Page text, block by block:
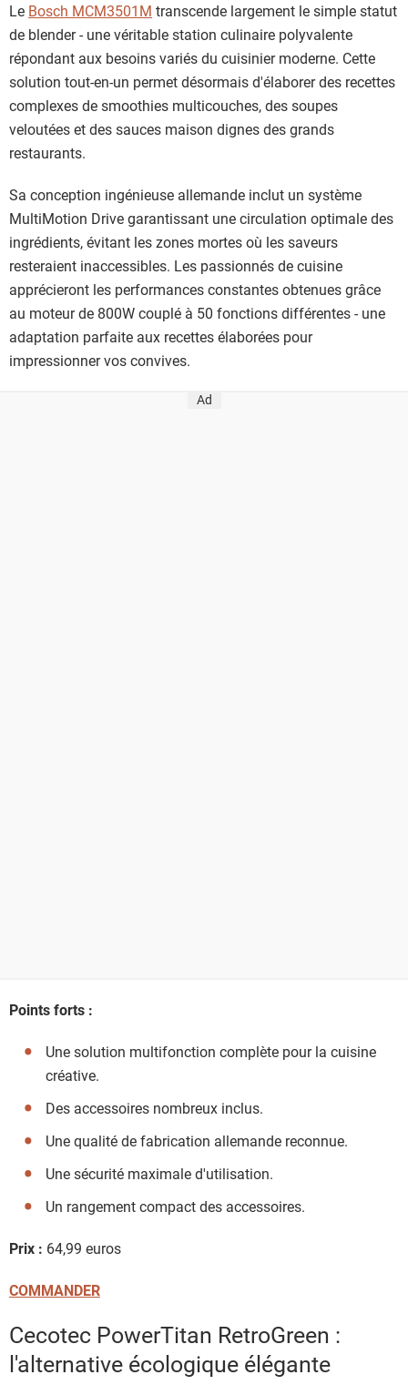
Le Bosch MCM3501M transcende largement le simple statut
de blender - une véritable station culinaire polyvalente
répondant aux besoins variés du cuisinier moderne. Cette
solution tout-en-un permet désormais d'élaborer des recettes
complexes de smoothies multicouches, des soupes
veloutées et des sauces maison dignes des grands
restaurants.
Sa conception ingénieuse allemande inclut un système
MultiMotion Drive garantissant une circulation optimale des
ingrédients, évitant les zones mortes où les saveurs
resteraient inaccessibles. Les passionnés de cuisine
apprécieront les performances constantes obtenues grâce
au moteur de 800W couplé à 50 fonctions différentes - une
adaptation parfaite aux recettes élaborées pour
impressionner vos convives.
Ad
Points forts :
Une solution multifonction complète pour la cuisine
créative.
Des accessoires nombreux inclus.
Une qualité de fabrication allemande reconnue.
Une sécurité maximale d'utilisation.
Un rangement compact des accessoires.
Prix : 64,99 euros
COMMANDER
Cecotec PowerTitan RetroGreen :
l'alternative écologique élégante